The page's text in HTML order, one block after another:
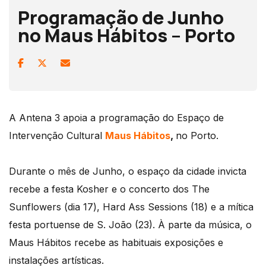
Programação de Junho
no Maus Hábitos – Porto
A Antena 3 apoia a programação do Espaço de
Intervenção Cultural Maus Hábitos, no Porto.
Durante o mês de Junho, o espaço da cidade invicta
recebe a festa Kosher e o concerto dos The
Sunflowers (dia 17), Hard Ass Sessions (18) e a mítica
festa portuense de S. João (23). À parte da música, o
Maus Hábitos recebe as habituais exposições e
instalações artísticas.